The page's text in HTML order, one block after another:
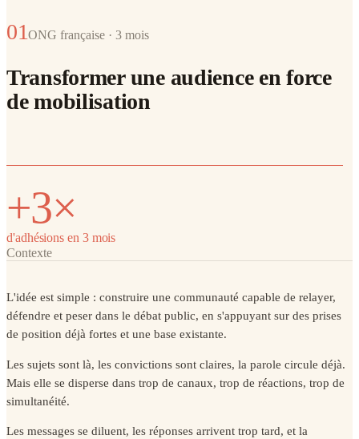
01ONG française · 3 mois
Transformer une audience en force
de mobilisation
+3×
d'adhésions en 3 mois
Contexte
L'idée est simple : construire une communauté capable de relayer,
défendre et peser dans le débat public, en s'appuyant sur des prises
de position déjà fortes et une base existante.
Les sujets sont là, les convictions sont claires, la parole circule déjà.
Mais elle se disperse dans trop de canaux, trop de réactions, trop de
simultanéité.
Les messages se diluent, les réponses arrivent trop tard, et la